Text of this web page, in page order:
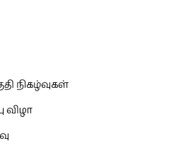
நிகழ்வுகள்
விழா